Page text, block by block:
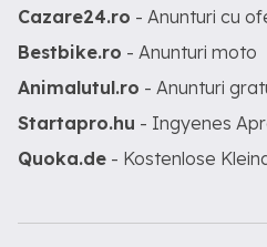
Cazare24.ro - Anunturi cu
Bestbike.ro - Anunturi moto
Animalutul.ro - Anunturi
Startapro.hu - Ingyenes
Quoka.de - Kostenlose